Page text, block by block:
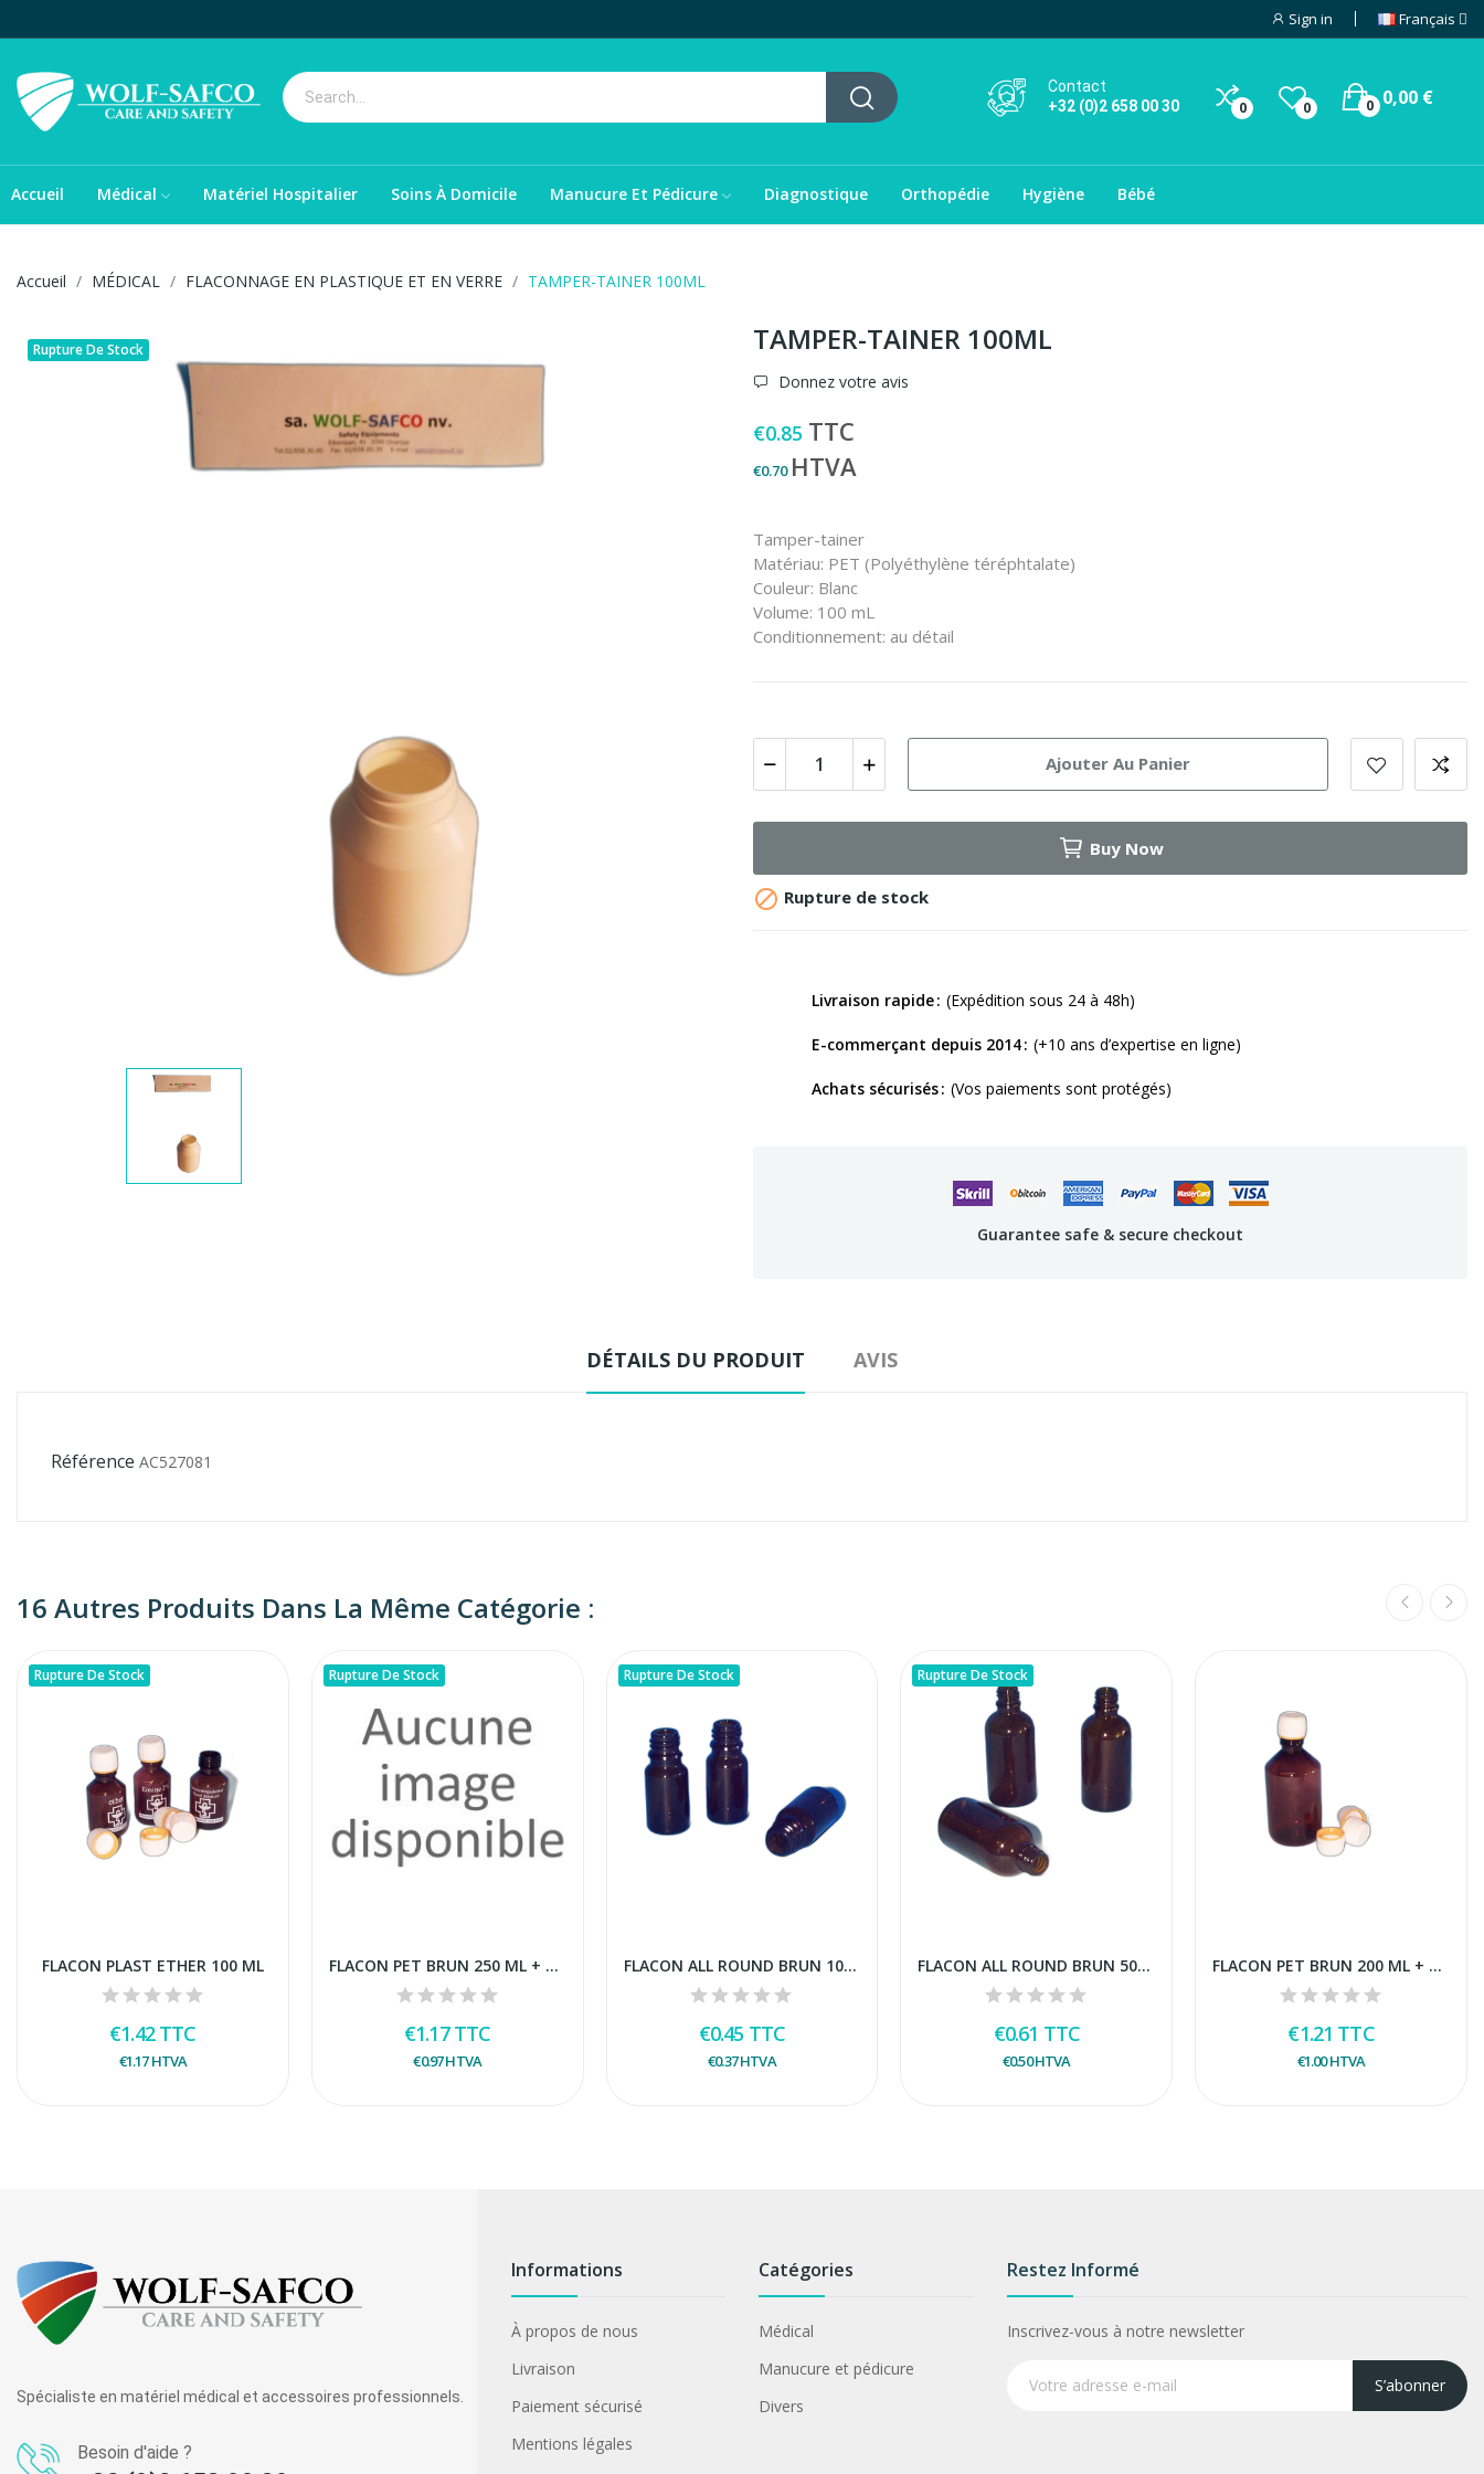
Sign in Français
Contact
+32 (0)2 658 00 30
0 0 0,00 €
0
Accueil Médical Matériel Hospitalier Soins À Domicile Manucure Et Pédicure Diagnostique Orthopédie Hygiène Bébé
Accueil MÉDICAL FLACONNAGE EN PLASTIQUE ET EN VERRE TAMPER-TAINER 100ML
Rupture De Stock TAMPER-TAINER 100ML
Donnez votre avis
€0.85 TTC
€0.70 HTVA
Tamper-tainer
Matériau: PET (Polyéthylène téréphtalate)
Couleur: Blanc
Volume: 100 mL
Conditionnement: au détail
Ajouter Au Panier
Buy Now
 Rupture de stock
Livraison rapide (Expédition sous 24 à 48h)
E-commerçant depuis 2014 (+10 ans d’expertise en ligne)
Achats sécurisés (Vos paiements sont protégés)
Guarantee safe & secure checkout
DÉTAILS DU PRODUIT AVIS
Référence AC527081
16 Autres Produits Dans La Même Catégorie :
Rupture De Stock
FLACON PLAST ETHER 100 ML
€1.42TTC
€1.17HTVA
Rupture De Stock
FLACON PET BRUN 250 ML + CAPS ASTRA
€1.17TTC
€0.97HTVA
Rupture De Stock
FLACON ALL ROUND BRUN 10 ML
€0.45 TTC
€0.37HTVA
Rupture De Stock
FLACON ALL ROUND BRUN 50 ML
€0.61 TTC
€0.50HTVA
FLACON PET BRUN 200 ML + CAPS ASTRA
€1.21 TTC
€1.00HTVA
Spécialiste en matériel médical et accessoires professionnels.
Besoin d'aide ?
Informations
À propos de nous
Livraison
Paiement sécurisé
Mentions légales
Catégories
Médical
Manucure et pédicure
Divers
Restez Informé
Inscrivez-vous à notre newsletter
S’abonner